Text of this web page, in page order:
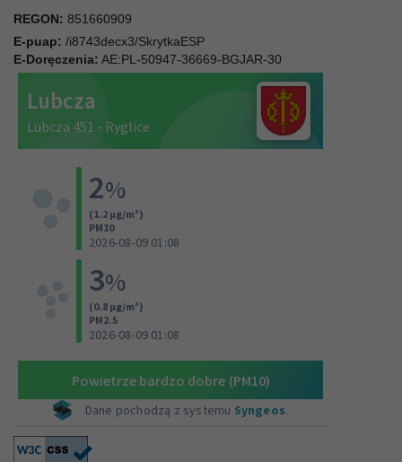
REGON: 851660909
E-puap: /i8743decx3/SkrytkaESP
E-Doręczenia: AE:PL-50947-36669-BGJAR-30